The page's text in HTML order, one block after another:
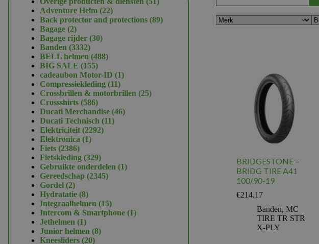
BRIDGESTONE –
BRIDG TIRE A41
100/90-19
€214.17
Banden, MC
TIRE TR STR
X-PLY
Adventure Helm 2222
producten
Back protector and protections 8989
Bagage 22
producten
Bagage rijder 3030
Banden 33323332
producten
BELL helmen 488488
BIG SALE 155155
producten
cadeaubon Motor-ID 11
Compressiekleding 1111
producten
Crossbrillen & motorbrillen 2525
Crossshirts 586586
producten
Ducati Merchandise 4646
Ducati Technisch 1111
Elektriciteit 22922292
Elektronica 11
Fiets 23862386
producten
Fietskleding 329329
producten
Gebruikte onderdelen 11
Gereedschap 23452345
Gordel 22
producten
Hydratatie 88
producten
Integraalhelmen 1515
producten
Intercom & Smartphone 11
Jethelmen 11
product
Junior helmen 88
Kneesliders 2020